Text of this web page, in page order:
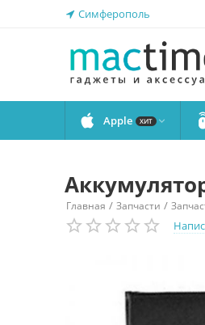
Симферополь
Apple ХИТ 
Главная / Запчасти /